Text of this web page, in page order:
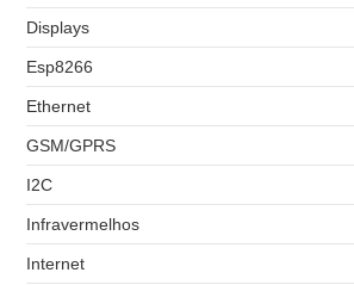
Displays
Esp8266
Ethernet
GSM/GPRS
I2C
Infravermelhos
Internet